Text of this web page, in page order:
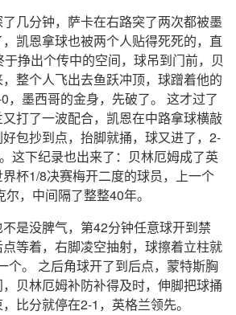
几分钟，萨卡在右路突了两次都被墨
凯恩拿球也被两个人贴得死死的，直
挣出个传中的空间，球吊到门前，贝
整个人飞出去鱼跃冲顶，球蹭着他的
，墨西哥的金身，先破了。 这才过了
打了一波配合，凯恩在中路拿球横敲
包抄到点，抬脚就捅，球又进了，2-
这下纪录也出来了：贝林厄姆成了英
杯1/8决赛梅开二度的球员，上一个
，中间隔了整整40年。
是没脾气，第42分钟任意球开到禁
等着，右脚凌空抽射，球擦着立柱就
个。 之后角球开了到后点，蒙特斯胸
贝林厄姆补防补得及时，伸脚把球捅
比分就停在2-1，英格兰领先。